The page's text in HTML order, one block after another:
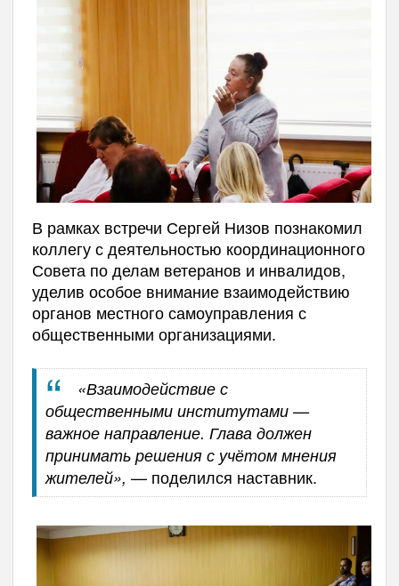
В рамках встречи Сергей Низов познакомил
коллегу с деятельностью координационного
Совета по делам ветеранов и инвалидов,
уделив особое внимание взаимодействию
органов местного самоуправления с
общественными организациями.
«Взаимодействие с
общественными институтами —
важное направление. Глава должен
принимать решения с учётом мнения
жителей», — поделился наставник.